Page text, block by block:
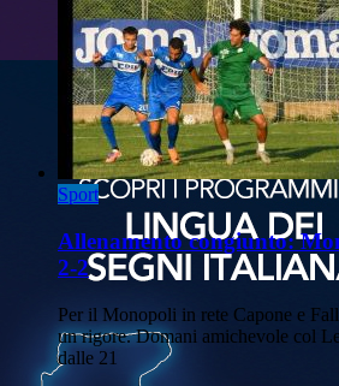
Sport
Allenamento congiunto:
2-2
Per il Monopoli in rete Capone e
un rigore. Domani amichevole col
dalle 21